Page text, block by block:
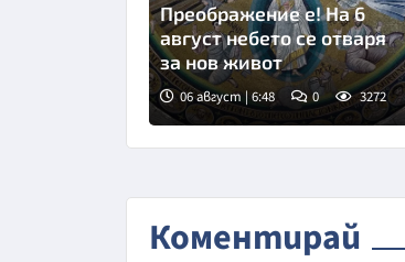
Преображение е! На 6
август небето се отваря
за нов живот
06 август | 6:48 0 3272
Коментирай